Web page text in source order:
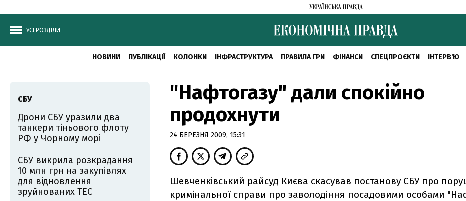
УСІ РОЗДІЛИ
НОВИНИ ПУБЛІКАЦІЇ КОЛОНКИ ІНФРАСТРУКТУРА ПРАВИЛА ГРИ ФІНАНСИ СПЕЦПРОЄКТИ ІНТЕРВ'Ю
"Нафтогазу" дали спокійно
продохнути
24 БЕРЕЗНЯ 2009, 15:31
Шевченківський райсуд Києва скасував постанову СБУ про
кримінальної справи про заволодіння посадовими особами
СБУ
Дрони СБУ уразили два
танкери тіньового флоту
РФ у Чорному морі
СБУ викрила розкрадання
10 млн грн на закупівлях
для відновлення
зруйнованих ТЕС